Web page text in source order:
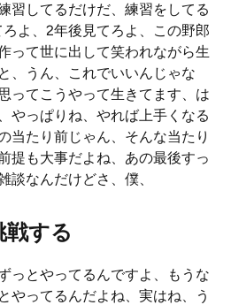
習してるだけだ、練習をしてる
よ、2年後見てろよ、この野郎
って世に出して笑われながら生
、うん、これでいいんじゃな
ってこうやって生きてます、は
やっぱりね、やれば上手くなる
当たり前じゃん、そんな当たり
提も大事だよね、あの最後すっ
談なんだけどさ、僕、
戦する
っとやってるんですよ、もうな
やってるんだよね、実はね、う